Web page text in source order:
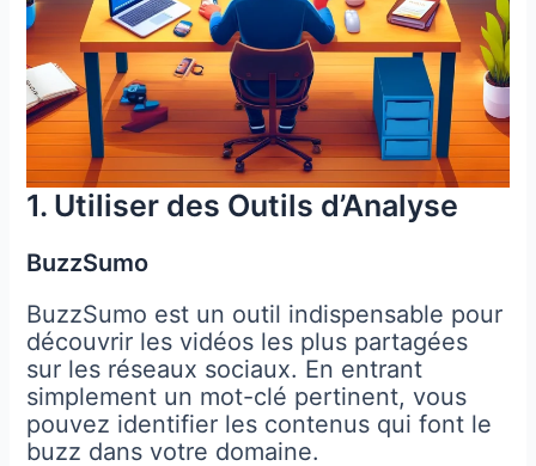
1. Utiliser des Outils d’Analyse
BuzzSumo
BuzzSumo est un outil indispensable pour
découvrir les vidéos les plus partagées
sur les réseaux sociaux. En entrant
simplement un mot-clé pertinent, vous
pouvez identifier les contenus qui font le
buzz dans votre domaine.